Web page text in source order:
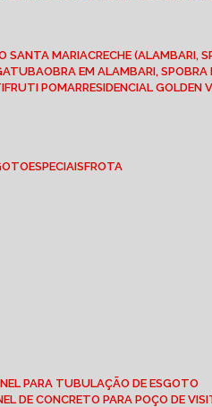
SANTA MARIA
CRECHE (ALAMBARI,
OBRA EM ALAMBARI, SP
POMAR RESIDENCIAL GOLDEN
ESPECIAIS FROTA
ANEL PARA TUBULAÇÃO DE ESGOTO
DE CONCRETO PARA POÇO DE